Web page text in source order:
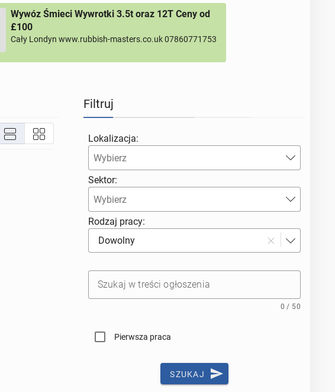
Wywóz Śmieci Wywrotki 3.5t oraz 12T Ceny od
£100
Cały Londyn www.rubbish-masters.co.uk 07860771753
Filtruj
Lokalizacja:
Sektor:
Rodzaj pracy:
Dowolny
Szukaj w treści ogłoszenia
0 / 50
Pierwsza praca
SZUKAJ